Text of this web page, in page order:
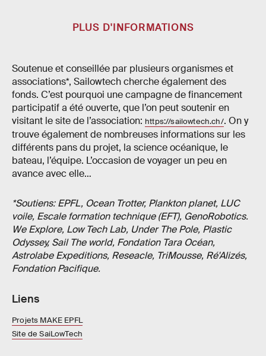
PLUS D'INFORMATIONS
Soutenue et conseillée par plusieurs organismes et
associations*, Sailowtech cherche également des
fonds. C’est pourquoi une campagne de financement
participatif a été ouverte, que l’on peut soutenir en
visitant le site de l’association: https://sailowtech.ch/. On y
trouve également de nombreuses informations sur les
différents pans du projet, la science océanique, le
bateau, l’équipe. L’occasion de voyager un peu en
avance avec elle…
*Soutiens: EPFL, Ocean Trotter, Plankton planet, LUC
voile, Escale formation technique (EFT), GenoRobotics.
We Explore, Low Tech Lab, Under The Pole, Plastic
Odyssey, Sail The world, Fondation Tara Océan,
Astrolabe Expeditions, Reseacle, TriMousse, Ré'Alizés,
Fondation Pacifique.
Liens
Projets MAKE EPFL
Site de SaiLowTech